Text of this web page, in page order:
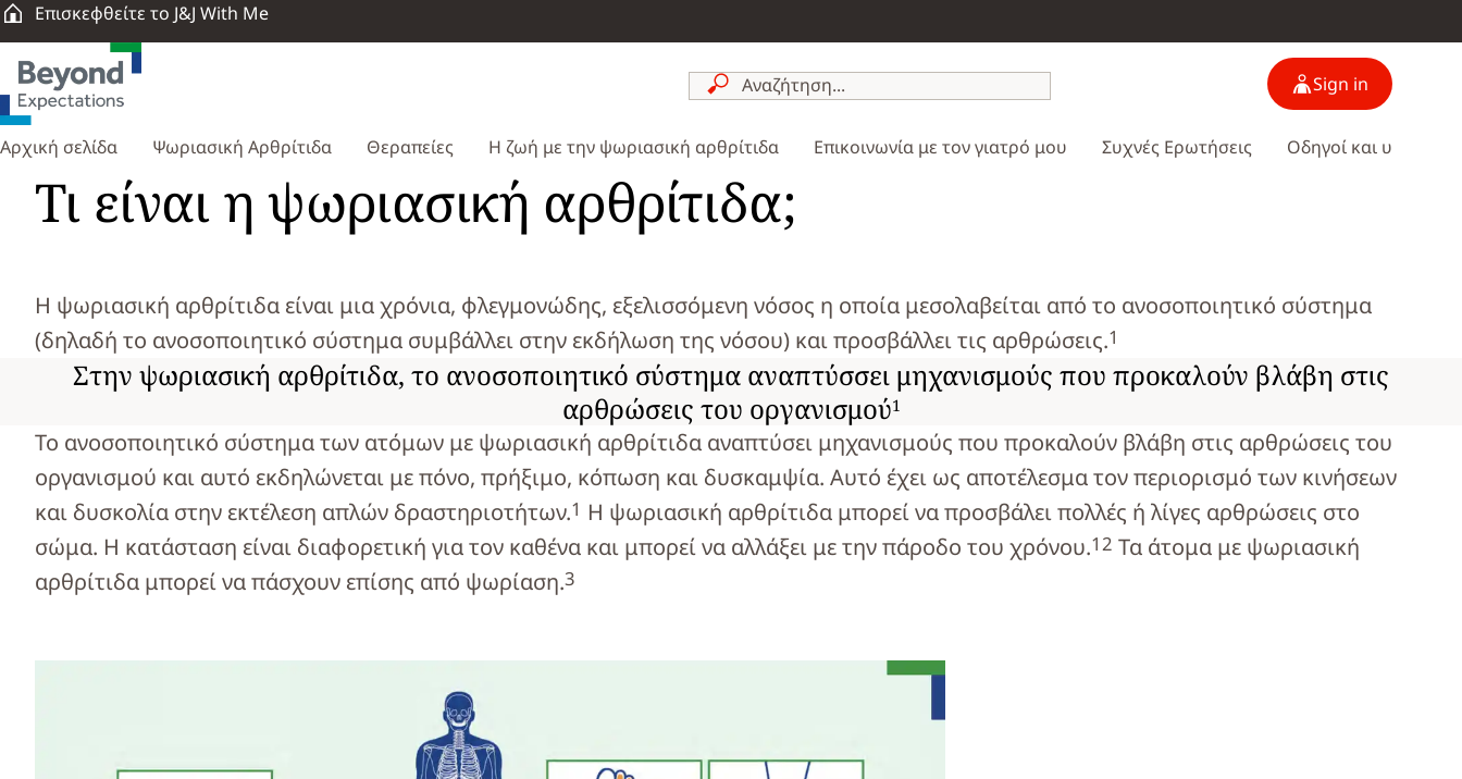
Επισκεφθείτε το J&J With Me
Sign in
Αρχική σελίδα Ψωριασική Αρθρίτιδα Θεραπείες Η ζωή με την ψωριασική αρθρίτιδα Επικοινωνία με τον γιατρό μου Συχνές Ερωτήσεις Οδηγοί και υλικά
Τι είναι η ψωριασική αρθρίτιδα;
Η ψωριασική αρθρίτιδα είναι μια χρόνια, φλεγμονώδης, εξελισσόμενη νόσος η οποία μεσολαβείται από το ανοσοποιητικό σύστημα
(δηλαδή το ανοσοποιητικό σύστημα συμβάλλει στην εκδήλωση της νόσου) και προσβάλλει τις αρθρώσεις.1
Στην ψωριασική αρθρίτιδα, το ανοσοποιητικό σύστημα αναπτύσσει μηχανισμούς που προκαλούν βλάβη στις
αρθρώσεις του οργανισμού1
Το ανοσοποιητικό σύστημα των ατόμων με ψωριασική αρθρίτιδα αναπτύσει μηχανισμούς που προκαλούν βλάβη στις αρθρώσεις του
οργανισμού και αυτό εκδηλώνεται με πόνο, πρήξιμο, κόπωση και δυσκαμψία. Αυτό έχει ως αποτέλεσμα τον περιορισμό των κινήσεων
και δυσκολία στην εκτέλεση απλών δραστηριοτήτων.1 Η ψωριασική αρθρίτιδα μπορεί να προσβάλει πολλές ή λίγες αρθρώσεις στο
σώμα. Η κατάσταση είναι διαφορετική για τον καθένα και μπορεί να αλλάξει με την πάροδο του χρόνου.12 Τα άτομα με ψωριασική
αρθρίτιδα μπορεί να πάσχουν επίσης από ψωρίαση.3